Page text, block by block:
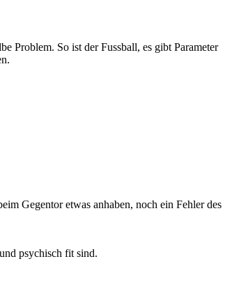
Problem. So ist der Fussball, es gibt Parameter
Gegentor etwas anhaben, noch ein Fehler des
psychisch fit sind.